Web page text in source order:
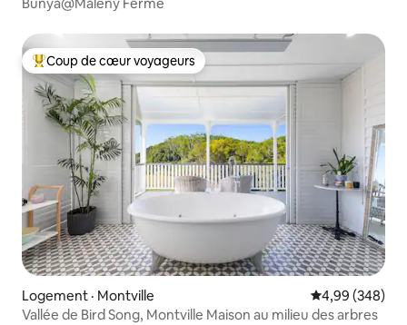
Bunya@Maleny Ferme
Coup de cœur voyageurs parmi les plus aimés
Coup de cœur voyageurs
Logement · Montville Note
4,99 (348)
Vallée de Bird Song, Montville Maison au milieu des arbres